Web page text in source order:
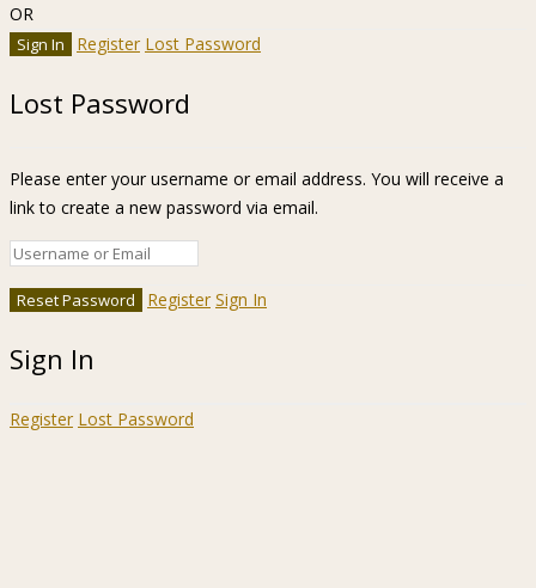
OR
Register Lost Password
Lost Password
Please enter your username or email address. You will receive a
link to create a new password via email.
Register Sign In
Sign In
Register Lost Password